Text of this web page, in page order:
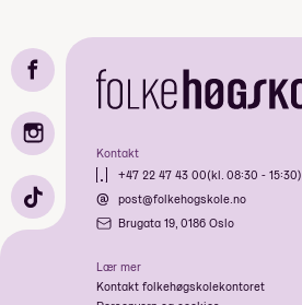
Kontakt
+47 22 47 43 00(kl. 08:30 - 15:30)
post@folkehogskole.no
Brugata 19, 0186 Oslo
Lær mer
Kontakt folkehøgskolekontoret